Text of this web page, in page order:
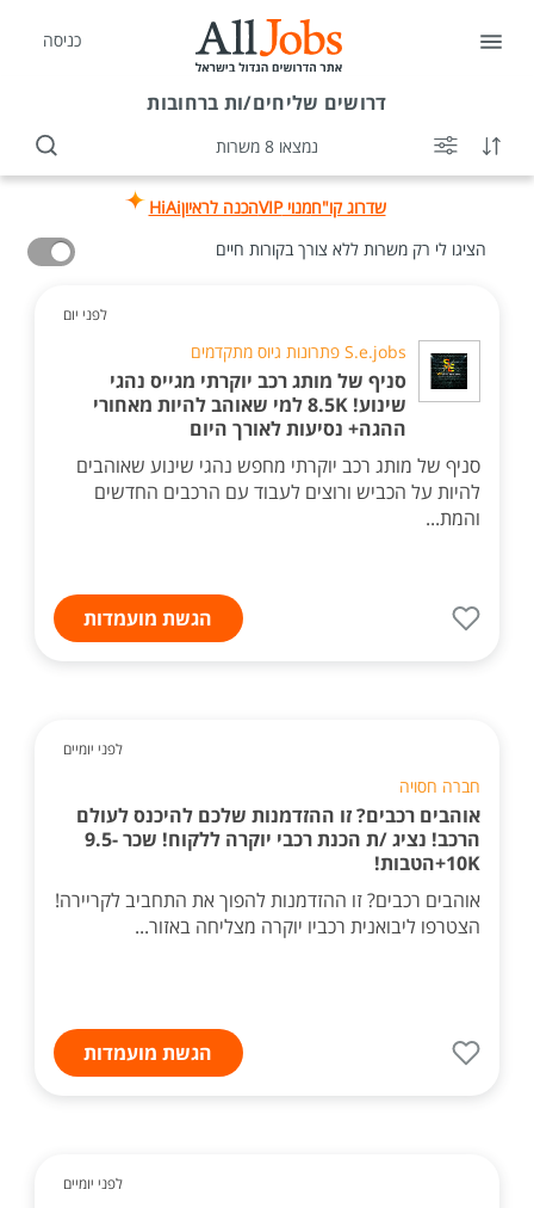
כניסה
דרושים שליחים/ות ברחובות
נמצאו 8 משרות
שדרוג קו"חמנוי VIP הכנה לראיוןHiAi
הציגו לי רק משרות ללא צורך בקורות חיים
לפני יום
S.e.jobs פתרונות גיוס מתקדמים
סניף של מותג רכב יוקרתי מגייס נהגי
שינוע! 8.5K למי שאוהב להיות מאחורי
ההגה+ נסיעות לאורך היום
סניף של מותג רכב יוקרתי מחפש נהגי שינוע שאוהבים
להיות על הכביש ורוצים לעבוד עם הרכבים החדשים
והמת...
הגשת מועמדות
לפני יומיים
חברה חסויה
אוהבים רכבים? זו ההזדמנות שלכם להיכנס לעולם
הרכב! נציג /ת הכנת רכבי יוקרה ללקוח! שכר 9.5-
10K+הטבות!
אוהבים רכבים? זו ההזדמנות להפוך את התחביב לקריירה!
הצטרפו ליבואנית רכביו יוקרה מצליחה באזור...
הגשת מועמדות
לפני יומיים